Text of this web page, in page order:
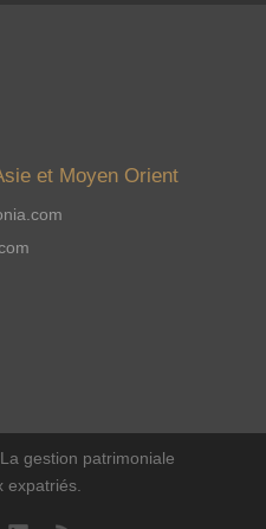
et Moyen Orient
gestion patrimoniale
expatriés.